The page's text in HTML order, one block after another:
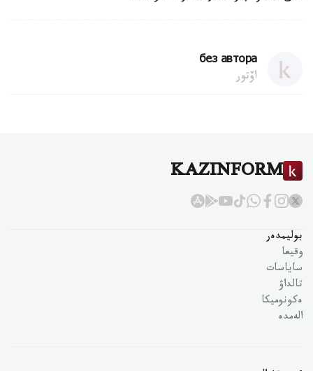
без автора
اۆتور
KAZINFORM
بوليمدەر
وقيعا
ساياسات
تالداۋ
ەكونوميكا
الەمدە